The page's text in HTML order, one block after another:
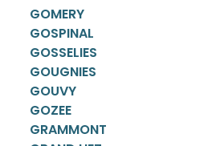
GOMERY
GOSPINAL
GOSSELIES
GOUGNIES
GOUVY
GOZEE
GRAMMONT